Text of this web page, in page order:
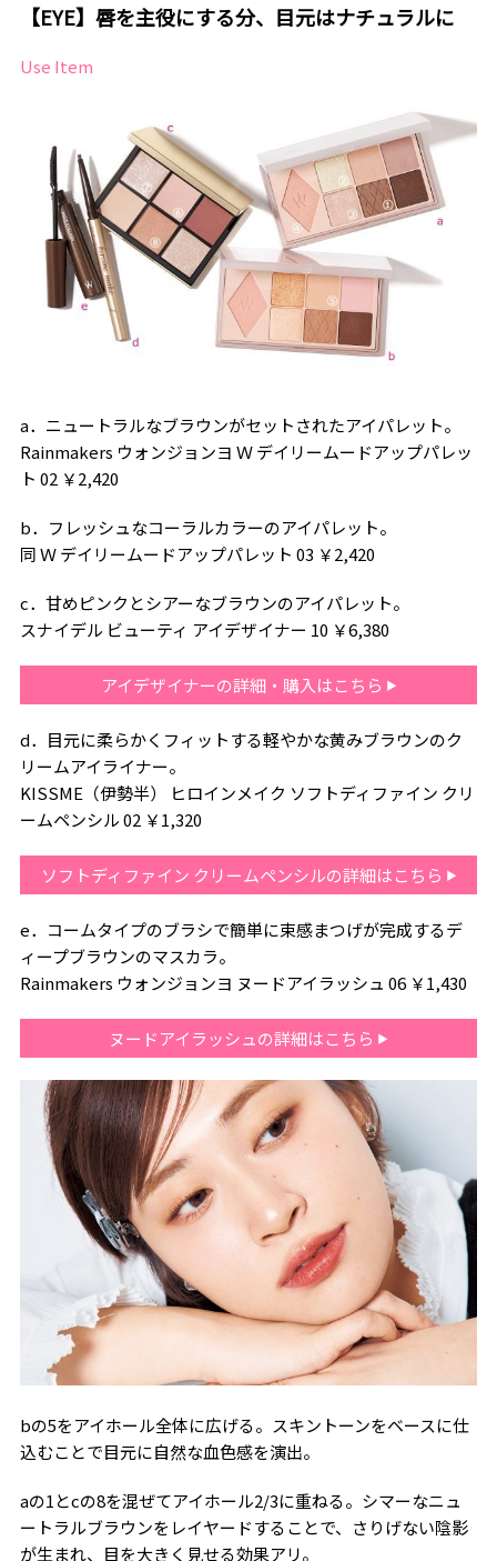
【EYE】唇を主役にする分、目元はナチュラルに
Use Item
a．ニュートラルなブラウンがセットされたアイパレット。
Rainmakers ウォンジョンヨ Ｗ デイリームードアップパレッ
ト 02 ￥2,420
b．フレッシュなコーラルカラーのアイパレット。
同 Ｗ デイリームードアップパレット 03 ￥2,420
c．甘めピンクとシアーなブラウンのアイパレット。
スナイデル ビューティ アイデザイナー 10 ￥6,380
アイデザイナーの詳細・購入はこちら
d．目元に柔らかくフィットする軽やかな黄みブラウンのク
リームアイライナー。
KISSME（伊勢半） ヒロインメイク ソフトディファイン クリ
ームペンシル 02 ￥1,320
ソフトディファイン クリームペンシルの詳細はこちら
e．コームタイプのブラシで簡単に束感まつげが完成するデ
ィープブラウンのマスカラ。
Rainmakers ウォンジョンヨ ヌードアイラッシュ 06 ￥1,430
ヌードアイラッシュの詳細はこちら
bの5をアイホール全体に広げる。スキントーンをベースに仕
込むことで目元に自然な血色感を演出。
aの1とcの8を混ぜてアイホール2/3に重ねる。シマーなニュ
ートラルブラウンをレイヤードすることで、さりげない陰影
が生まれ、目を大きく見せる効果アリ。